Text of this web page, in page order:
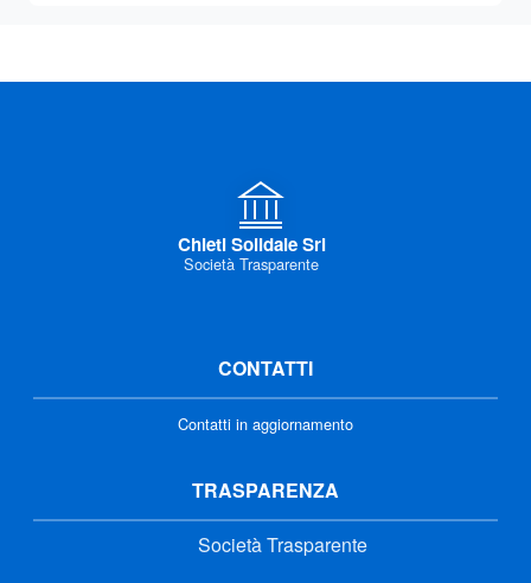
Chieti Solidale Srl
Società Trasparente
CONTATTI
Contatti in aggiornamento
TRASPARENZA
Società Trasparente